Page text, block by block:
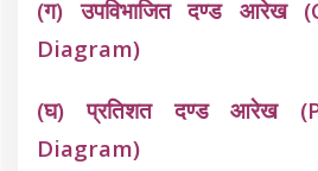
(ग) उपविभाजित दण्ड आरेख
Diagram)
(घ) प्रतिशत दण्ड आरेख
Diagram)